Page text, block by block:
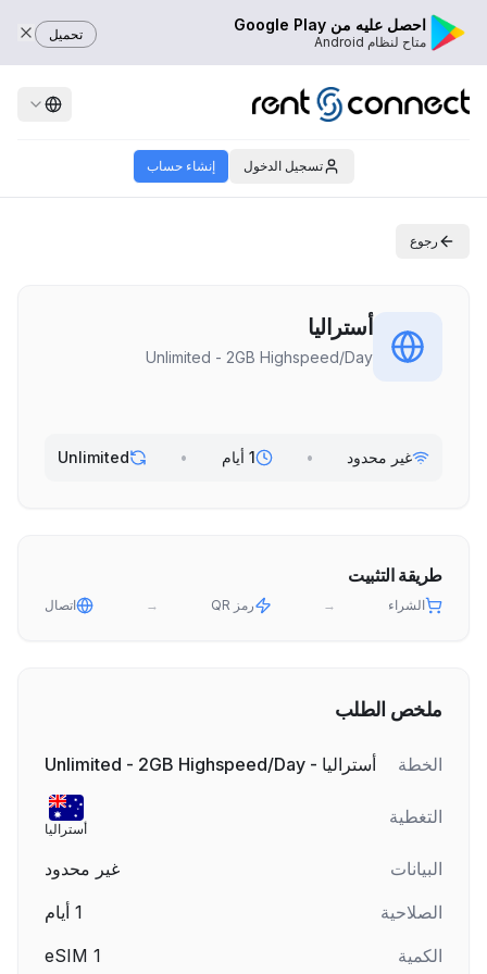
احصل عليه من Google Play
متاح لنظام Android تحميل
تسجيل الدخول إنشاء حساب
رجوع
أستراليا
Unlimited - 2GB Highspeed/Day
غير محدود • 1 أيام •
Unlimited
طريقة التثبيت
الشراء → رمز QR → اتصال
ملخص الطلب
الخطة أستراليا - Unlimited - 2GB Highspeed/Day
التغطية
أستراليا
البيانات
غير محدود
الصلاحية
1 أيام
الكمية
1